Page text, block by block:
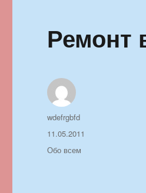
Ремонт
Автор
wdefrgbfd
Опубликовано
11.05.2011
Рубрики
Обо всем